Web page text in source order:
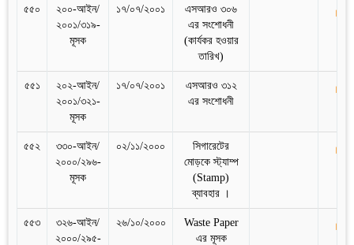
৫৫০
২০০-আইন/
২০০১/৩১৯-
মূসক
১৭/০৭/২০০১
এসআরও ৩০৬
এর সংশোধনী
(কার্যকর হওয়ার
তারিখ)
৫৫১
২০২-আইন/
২০০১/৩২১-
মূসক
১৭/০৭/২০০১
এসআরও ৩১২
এর সংশোধনী
৫৫২
৩৩০-আইন/
২০০০/২৯৬-
মূসক
০২/১১/২০০০
সিগারেটের
মোড়কে স্ট্যাম্প
(Stamp)
ব্যাবহার ।
৫৫৩
৩২৬-আইন/
২০০০/২৯৫-
২৬/১০/২০০০
Waste Paper
এর মূসক